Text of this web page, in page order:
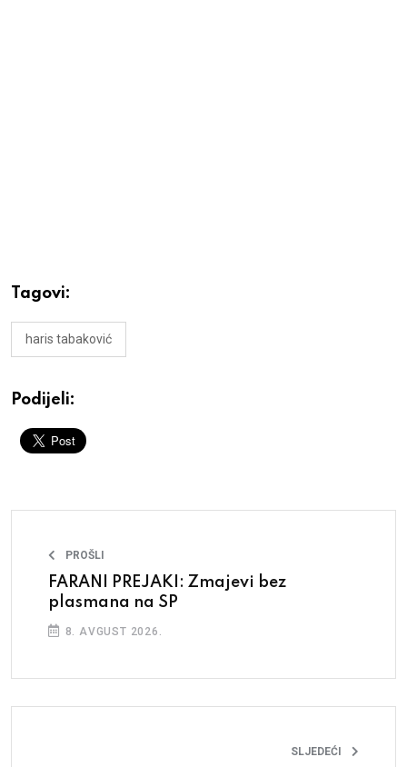
Tagovi:
haris tabaković
Podijeli:
PROŠLI
FARANI PREJAKI: Zmajevi bez
plasmana na SP
8. AVGUST 2026.
SLJEDEĆI